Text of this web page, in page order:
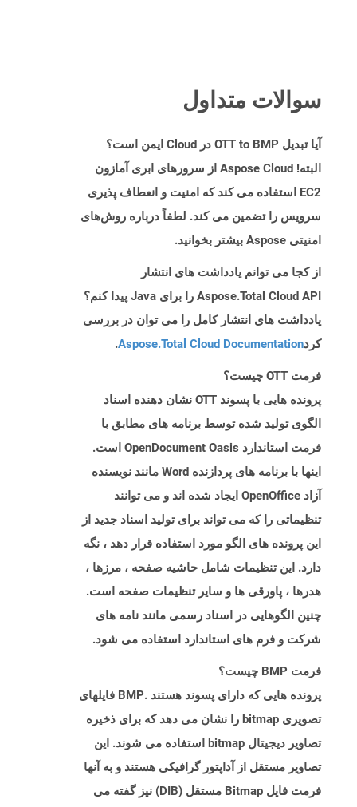
سوالات متداول
آیا تبدیل OTT to BMP در Cloud ایمن است؟
البته! Aspose Cloud از سرورهای ابری آمازون
EC2 استفاده می کند که امنیت و انعطاف پذیری
سرویس را تضمین می کند. لطفاً درباره روش‌های
امنیتی Aspose بیشتر بخوانید.
از کجا می توانم یادداشت های انتشار
Aspose.Total Cloud API را برای Java پیدا کنم؟
یادداشت های انتشار کامل را می توان در بررسی
کردAspose.Total Cloud Documentation
.
فرمت OTT چیست؟
پرونده هایی با پسوند OTT نشان دهنده اسناد
الگوی تولید شده توسط برنامه های مطابق با
فرمت استاندارد OpenDocument Oasis است.
اینها با برنامه های پردازنده Word مانند نویسنده
آزاد OpenOffice ایجاد شده اند و می توانند
تنظیماتی را که می تواند برای تولید اسناد جدید از
این پرونده های الگو مورد استفاده قرار دهد ، نگه
دارد. این تنظیمات شامل حاشیه صفحه ، مرزها ،
هدرها ، پاورقی ها و سایر تنظیمات صفحه است.
چنین الگوهایی در اسناد رسمی مانند نامه های
شرکت و فرم های استاندارد استفاده می شود.
فرمت BMP چیست؟
پرونده هایی که دارای پسوند هستند .BMP فایلهای
تصویری bitmap را نشان می دهد که برای ذخیره
تصاویر دیجیتال bitmap استفاده می شوند. این
تصاویر مستقل از آداپتور گرافیکی هستند و به آنها
فرمت فایل Bitmap مستقل (DIB) نیز گفته می